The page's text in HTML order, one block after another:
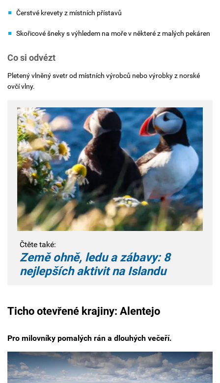
Čerstvé krevety z místních přístavů
Skořicové šneky s výhledem na moře v některé z malých pekáren
Co si odvézt
Pletený vlněný svetr od místních výrobců nebo výrobky z norské
ovčí vlny.
Čtěte také:
Země ohně, ledu a zábavy: 8
nejlepších aktivit na Islandu
Ticho otevřené krajiny: Alentejo
Pro milovníky pomalých rán a dlouhých večeří.